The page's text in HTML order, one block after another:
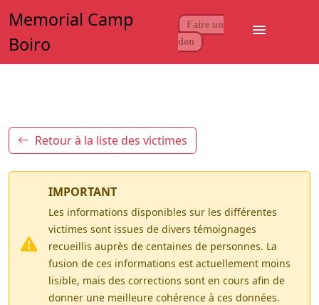
Memorial Camp
Boiro
Faire un
don
menu
Retour à la liste des victimes
IMPORTANT
Les informations disponibles sur les différentes
victimes sont issues de divers témoignages
recueillis auprès de centaines de personnes. La
fusion de ces informations est actuellement moins
lisible, mais des corrections sont en cours afin de
donner une meilleure cohérence à ces données.